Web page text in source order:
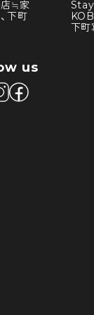
≒家
下町
下町
us